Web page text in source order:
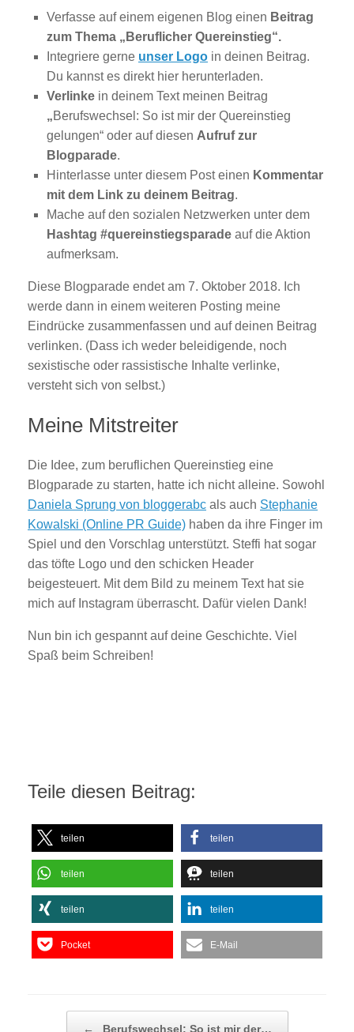
Verfasse auf einem eigenen Blog einen Beitrag
zum Thema „Beruflicher Quereinstieg“.
Integriere gerne unser Logo in deinen Beitrag.
Du kannst es direkt hier herunterladen.
Verlinke in deinem Text meinen Beitrag
„Berufswechsel: So ist mir der Quereinstieg
gelungen“ oder auf diesen Aufruf zur
Blogparade.
Hinterlasse unter diesem Post einen Kommentar
mit dem Link zu deinem Beitrag.
Mache auf den sozialen Netzwerken unter dem
Hashtag #quereinstiegsparade auf die Aktion
aufmerksam.
Diese Blogparade endet am 7. Oktober 2018. Ich
werde dann in einem weiteren Posting meine
Eindrücke zusammenfassen und auf deinen Beitrag
verlinken. (Dass ich weder beleidigende, noch
sexistische oder rassistische Inhalte verlinke,
versteht sich von selbst.)
Meine Mitstreiter
Die Idee, zum beruflichen Quereinstieg eine
Blogparade zu starten, hatte ich nicht alleine. Sowohl
Daniela Sprung von bloggerabc als auch Stephanie
Kowalski (Online PR Guide) haben da ihre Finger im
Spiel und den Vorschlag unterstützt. Steffi hat sogar
das töfte Logo und den schicken Header
beigesteuert. Mit dem Bild zu meinem Text hat sie
mich auf Instagram überrascht. Dafür vielen Dank!
Nun bin ich gespannt auf deine Geschichte. Viel
Spaß beim Schreiben!
Teile diesen Beitrag:
teilen teilen
teilen teilen
teilen teilen
Pocket E-Mail
← Berufswechsel: So ist mir der…